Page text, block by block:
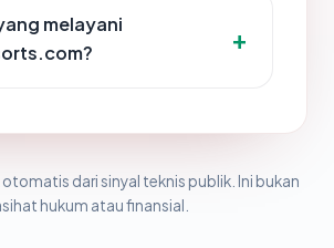
melayani
dari sinyal teknis publik. Ini bukan
hukum atau finansial.